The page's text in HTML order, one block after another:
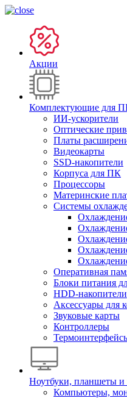
Акции
Комплектующие для
ИИ-ускорители
Оптические
Платы
Видеокарты
SSD-накопители
Корпуса для ПК
Процессоры
Материнские
Системы
Оперативная
Блоки питания
HDD-накопители
Аксессуары для
Звуковые карты
Контроллеры
Ноутбуки, планшеты
Компьютеры,